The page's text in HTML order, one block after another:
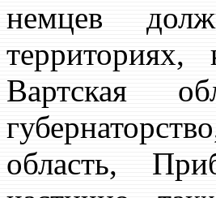
немцев
территориях,
Вартская
область,